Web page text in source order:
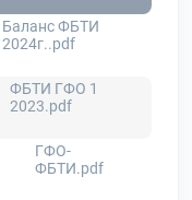
Баланс ФБТИ
2024г..pdf
ФБТИ ГФО 1
2023.pdf
ГФО-
ФБТИ.pdf